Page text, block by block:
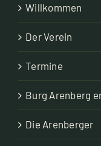
Willkommen
Der Verein
Termine
Burg Arenberg
Die Arenberger